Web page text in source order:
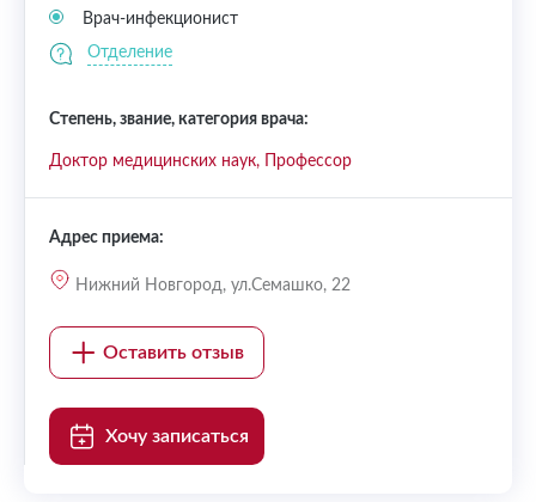
Врач-инфекционист
Отделение
Степень, звание, категория врача:
Доктор медицинских наук, Профессор
Адрес приема:
Нижний Новгород, ул.Семашко, 22
Оставить отзыв
Хочу записаться